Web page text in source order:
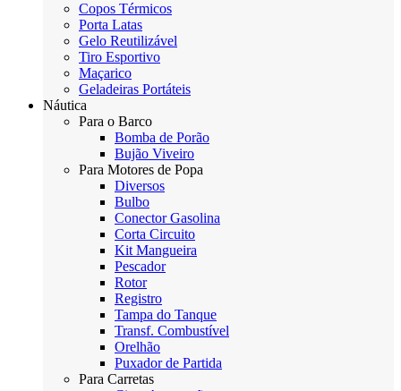
Copos Térmicos
Porta Latas
Gelo Reutilizável
Tiro Esportivo
Maçarico
Geladeiras Portáteis
Náutica
Para o Barco
Bomba de Porão
Bujão Viveiro
Para Motores de Popa
Diversos
Bulbo
Conector Gasolina
Corta Circuito
Kit Mangueira
Pescador
Rotor
Registro
Tampa do Tanque
Transf. Combustível
Orelhão
Puxador de Partida
Para Carretas